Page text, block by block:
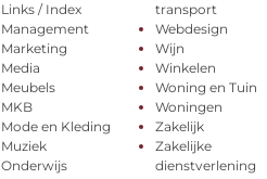
Links / Index
Management
Marketing
Media
Meubels
MKB
Mode en Kleding
Muziek
Onderwijs
transport
Webdesign
Wijn
Winkelen
Woning en Tuin
Woningen
Zakelijk
Zakelijke
dienstverlening